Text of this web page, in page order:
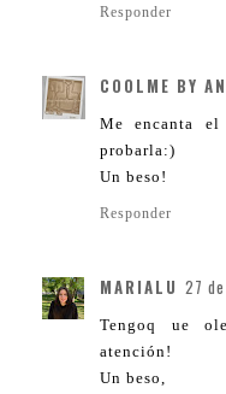
Responder
COOLME BY
Me encanta
probarla:)
Un beso!
Responder
MARIALU 27
Tengoq ue
atención!
Un beso,